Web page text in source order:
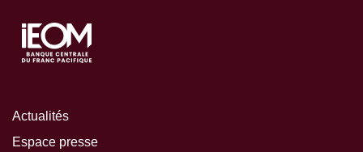
Actualités
Espace presse